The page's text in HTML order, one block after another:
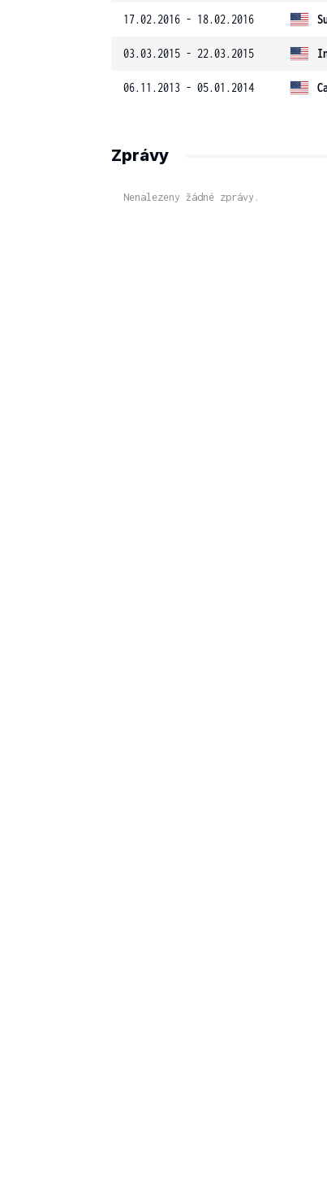
17.02.2016 - 18.02.2016
03.03.2015 - 22.03.2015
06.11.2013 - 05.01.2014
Zprávy
Nenalezeny žádné zprávy.